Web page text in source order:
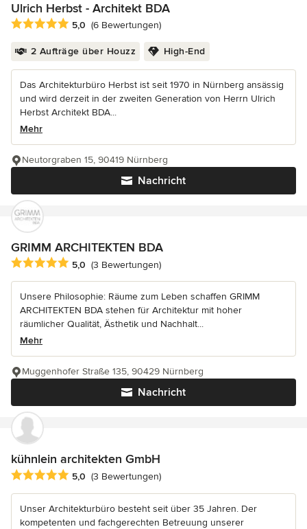
Ulrich Herbst - Architekt BDA
Durchschnittliche Bewertung: 5 von 5 Sternen
5,0 (6 Bewertungen)
2 Aufträge über Houzz High-End
Das Architekturbüro Herbst ist seit 1970 in Nürnberg ansässig
und wird derzeit in der zweiten Generation von Herrn Ulrich
Herbst Architekt BDA...
Mehr
Nachricht
Neutorgraben 15, 90419 Nürnberg
GRIMM ARCHITEKTEN BDA
Durchschnittliche Bewertung: 5 von 5 Sternen
5,0 (3 Bewertungen)
Unsere Philosophie: Räume zum Leben schaffen GRIMM
ARCHITEKTEN BDA stehen für Architektur mit hoher
räumlicher Qualität, Ästhetik und Nachhalt...
Mehr
Nachricht
Muggenhofer Straße 135, 90429 Nürnberg
kühnlein architekten GmbH
Durchschnittliche Bewertung: 5 von 5 Sternen
5,0 (3 Bewertungen)
Unser Architekturbüro besteht seit über 35 Jahren. Der
kompetenten und fachgerechten Betreuung unserer